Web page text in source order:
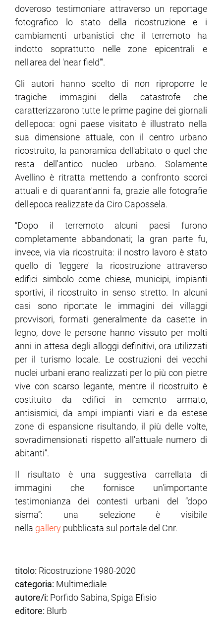
doveroso testimoniare attraverso un reportage
fotografico lo stato della ricostruzione e i
cambiamenti urbanistici che il terremoto ha
indotto soprattutto nelle zone epicentrali e
nell'area del 'near field'”.
Gli autori hanno scelto di non riproporre le
tragiche immagini della catastrofe che
caratterizzarono tutte le prime pagine dei giornali
dell'epoca: ogni paese visitato è illustrato nella
sua dimensione attuale, con il centro urbano
ricostruito, la panoramica dell'abitato o quel che
resta dell'antico nucleo urbano. Solamente
Avellino è ritratta mettendo a confronto scorci
attuali e di quarant'anni fa, grazie alle fotografie
dell'epoca realizzate da Ciro Capossela.
“Dopo il terremoto alcuni paesi furono
completamente abbandonati; la gran parte fu,
invece, via via ricostruita: il nostro lavoro è stato
quello di 'leggere' la ricostruzione attraverso
edifici simbolo come chiese, municipi, impianti
sportivi, il ricostruito in senso stretto. In alcuni
casi sono riportate le immagini dei villaggi
provvisori, formati generalmente da casette in
legno, dove le persone hanno vissuto per molti
anni in attesa degli alloggi definitivi, ora utilizzati
per il turismo locale. Le costruzioni dei vecchi
nuclei urbani erano realizzati per lo più con pietre
vive con scarso legante, mentre il ricostruito è
costituito da edifici in cemento armato,
antisismici, da ampi impianti viari e da estese
zone di espansione risultando, il più delle volte,
sovradimensionati rispetto all'attuale numero di
abitanti”.
Il risultato è una suggestiva carrellata di
immagini che fornisce un'importante
testimonianza dei contesti urbani del “dopo
sisma”: una selezione è visibile
nella gallery pubblicata sul portale del Cnr.
titolo: Ricostruzione 1980-2020
categoria: Multimediale
autore/i: Porfido Sabina, Spiga Efisio
editore: Blurb